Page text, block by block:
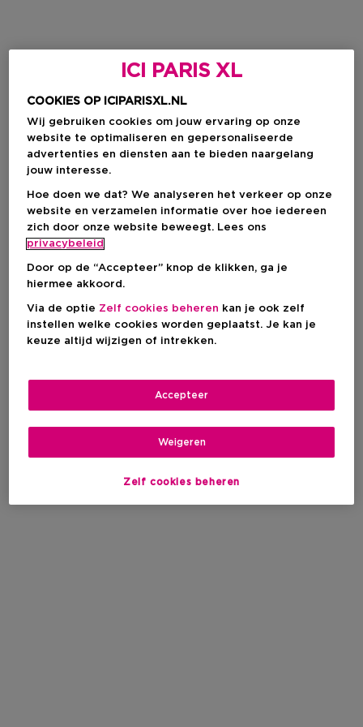
ICI PARIS XL
COOKIES OP ICIPARISXL.NL
Wij gebruiken cookies om jouw ervaring op onze
website te optimaliseren en gepersonaliseerde
advertenties en diensten aan te bieden naargelang
jouw interesse.
Hoe doen we dat? We analyseren het verkeer op onze
website en verzamelen informatie over hoe iedereen
zich door onze website beweegt. Lees ons
privacybeleid
Door op de “Accepteer” knop de klikken, ga je
hiermee akkoord.
Via de optie Zelf cookies beheren kan je ook zelf
instellen welke cookies worden geplaatst. Je kan je
keuze altijd wijzigen of intrekken.
Zelf cookies beheren
Weigeren
Accepteer